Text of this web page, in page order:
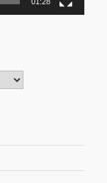
01:28